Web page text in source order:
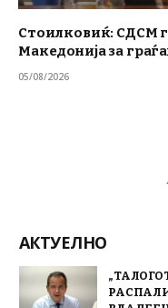
Стоилковиќ: СДСМ
Македонија за
05/08/2026
АКТУЕЛНО